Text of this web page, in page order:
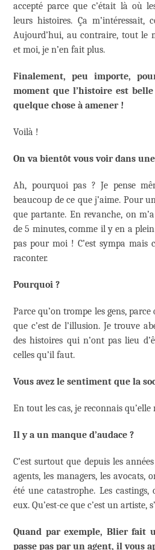
accepté parce que c’était là où
leurs histoires. Ça m’intéressait,
Aujourd’hui, au contraire, tout le
et moi, je n’en fait plus.
Finalement, peu importe,
moment que l’histoire est
quelque chose à amener !
Voilà !
On va bientôt vous voir dans
Ah, pourquoi pas ? Je pense
beaucoup de ce que j’aime. Pour
que partante. En revanche, on
de 5 minutes, comme il y en a plein
pas pour moi ! C’est sympa mais
raconter.
Pourquoi ?
Parce qu’on trompe les gens,
que c’est de l’illusion. Je trouve
des histoires qui n’ont pas lieu
celles qu’il faut.
Vous avez le sentiment que la
En tout les cas, je reconnais
Il y a un manque d’audace ?
C’est surtout que depuis les
agents, les managers, les avocats,
été une catastrophe. Les castings,
eux. Qu’est-ce que c’est un artiste,
Quand par exemple, Blier fait
passe pas par un agent, il vous